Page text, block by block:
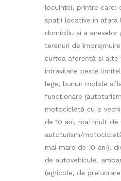
locuinţei, printre care:
spaţii locative în afara
domiciliu şi a anexelor
terenuri de
curtea aferentă şi alte
intravilane peste
lege, bunuri mobile
funcţionare
motocicletă cu o
de 10 ani, mai mult de
autoturism/
mai mare de 10 ani),
de autovehicule,
(agricole, de